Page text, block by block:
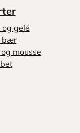
og gelé
bær
mousse